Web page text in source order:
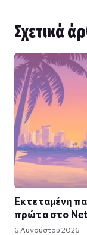
Σχετικά
Εκτεταμένη
πρώτα στο
6 Αυγούστου 2026